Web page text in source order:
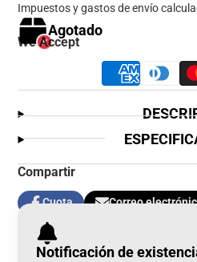
Impuestos y gastos de envío
Agotado
We Accept
Compartir
Cuota
Compartir
en
Facebook
Se
abre
en
una
Correo
electrónico
Notificación de